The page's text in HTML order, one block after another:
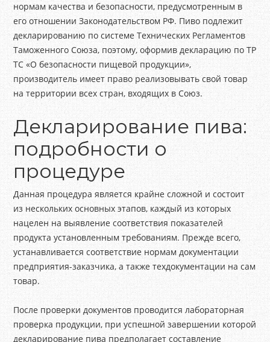
нормам качества и безопасности, предусмотренным в
его отношении Законодательством РФ. Пиво подлежит
декларированию по системе Технических Регламентов
Таможенного Союза, поэтому, оформив декларацию по ТР
ТС «О безопасности пищевой продукции»,
производитель имеет право реализовывать свой товар
на территории всех стран, входящих в Союз.
Декларирование пива:
подробности о
процедуре
Данная процедура является крайне сложной и состоит
из нескольких основных этапов, каждый из которых
нацелен на выявление соответствия показателей
продукта установленным требованиям. Прежде всего,
устанавливается соответствие нормам документации
предприятия-заказчика, а также техдокументации на сам
товар.
После проверки документов проводится лабораторная
проверка продукции, при успешной завершении которой
декларирование пива предполагает составление